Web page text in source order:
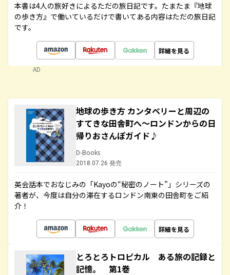
本書は4人の旅好きによるただの旅日記です。たまたま『地球
の歩き方』で働いているだけで書いてある内容はただの旅日記
です。
詳細を見る
AD
地球の歩き方 カンタベリーと周辺の
すてきな田舎町へ～ロンドンからの日
帰りおさんぽガイド♪
D-Books
2018.07.26 発売
英会話本でおなじみの「Kayoの“秘密のノート”」シリーズの
著者が、今度は自分の滞在するロンドン南東の田舎町をご紹
介！
詳細を見る
とろとろトロピカル ある旅の記録と
記憶。 第1巻